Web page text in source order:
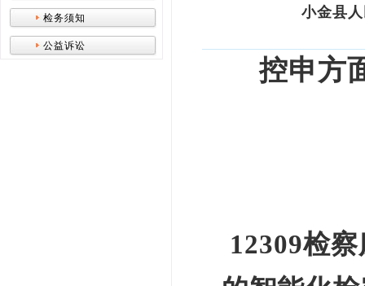
检务须知
公益诉讼
小金县
控申方
12309检